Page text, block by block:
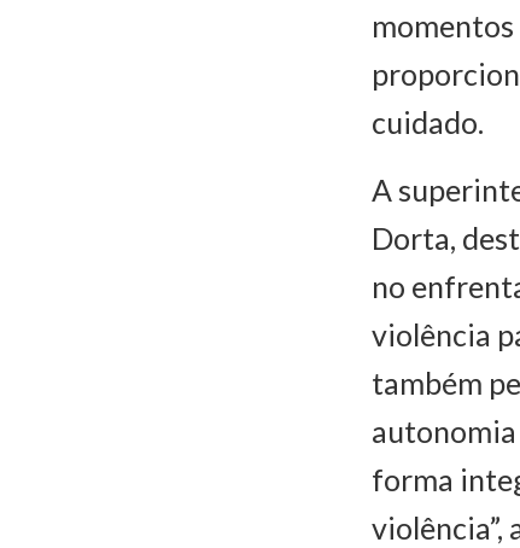
cuidado.
A
Dorta,
no
violência
também
autonomia
forma
violência”,